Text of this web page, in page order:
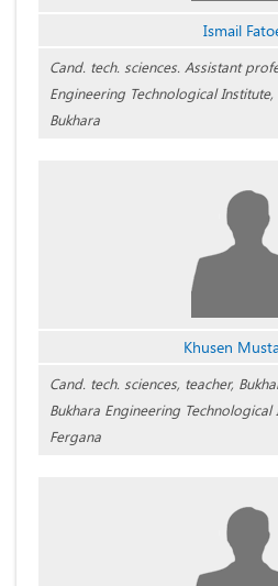
Ismail
Cand. tech. sciences. Assistant
Engineering Technological
Bukhara
Khusen
Cand. tech. sciences, teacher,
Bukhara Engineering Technological
Fergana